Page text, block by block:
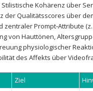
Stilistische Kohärenz über
der Qualitätsscores über
zentraler Prompt‑Attribute (z.
von Hauttönen,
physiologischer
des Affekts über
Ziel